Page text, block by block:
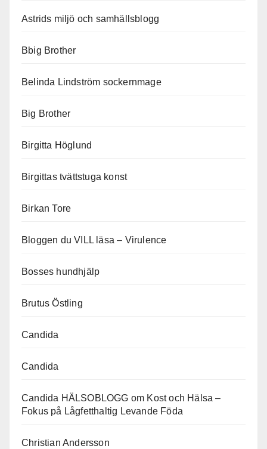
Astrids miljö och samhällsblogg
Bbig Brother
Belinda Lindström sockernmage
Big Brother
Birgitta Höglund
Birgittas tvättstuga konst
Birkan Tore
Bloggen du VILL läsa – Virulence
Bosses hundhjälp
Brutus Östling
Candida
Candida
Candida HÄLSOBLOGG om Kost och Hälsa –
Fokus på Lågfetthaltig Levande Föda
Christian Andersson